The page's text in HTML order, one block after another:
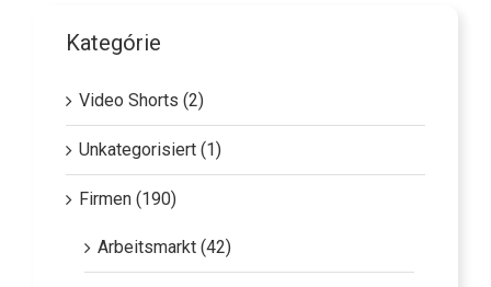
Kategórie
Video Shorts (2)
Unkategorisiert (1)
Firmen (190)
Arbeitsmarkt (42)